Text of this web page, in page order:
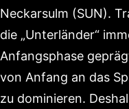
Neckarsulm (SUN).
die „Unterländer“
Anfangsphase
von Anfang an das
zu dominieren.